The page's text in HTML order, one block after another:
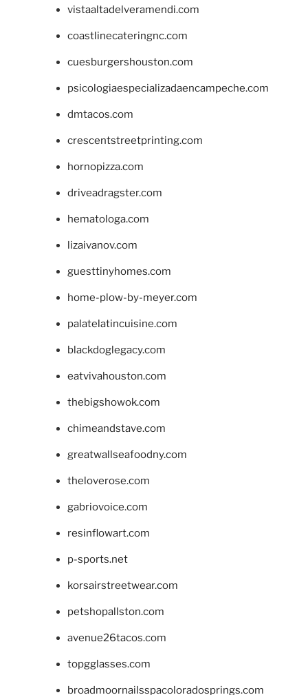
vistaaltadelveramendi.com
coastlinecateringnc.com
cuesburgershouston.com
psicologiaespecializadaencampeche.com
dmtacos.com
crescentstreetprinting.com
hornopizza.com
driveadragster.com
hematologa.com
lizaivanov.com
guesttinyhomes.com
home-plow-by-meyer.com
palatelatincuisine.com
blackdoglegacy.com
eatvivahouston.com
thebigshowok.com
chimeandstave.com
greatwallseafoodny.com
theloverose.com
gabriovoice.com
resinflowart.com
p-sports.net
korsairstreetwear.com
petshopallston.com
avenue26tacos.com
topgglasses.com
broadmoornailsspacoloradosprings.com